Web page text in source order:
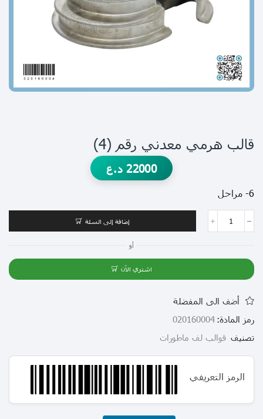
قالب هرمي معدني رقم (4)
22000 د.ع
6- مراحل
إضافة إلى السلة
أو
اشتري الآن
أضف الى المفضلة
رمز المادة: 020160004
تصنيف قوالب لف ماطورات
الرمز التعريفي